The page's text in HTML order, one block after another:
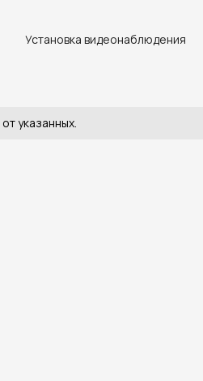
Установка видеонаблюдения
указанных.